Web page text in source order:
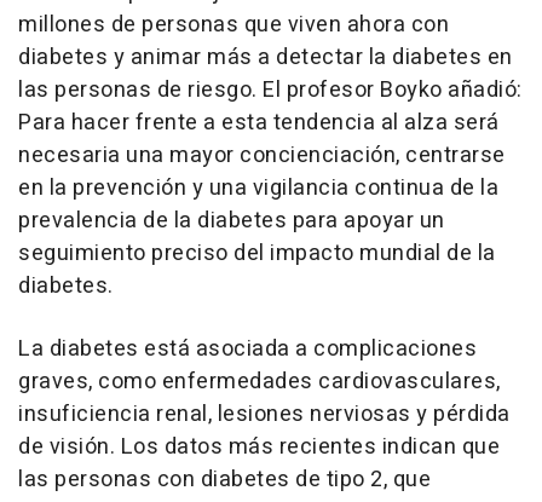
millones de personas que viven ahora con
diabetes y animar más a detectar la diabetes en
las personas de riesgo. El profesor Boyko añadió:
Para hacer frente a esta tendencia al alza será
necesaria una mayor concienciación, centrarse
en la prevención y una vigilancia continua de la
prevalencia de la diabetes para apoyar un
seguimiento preciso del impacto mundial de la
diabetes.
La diabetes está asociada a complicaciones
graves, como enfermedades cardiovasculares,
insuficiencia renal, lesiones nerviosas y pérdida
de visión. Los datos más recientes indican que
las personas con diabetes de tipo 2, que